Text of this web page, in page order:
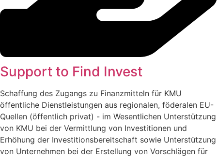
Support to Find Invest
Schaffung des Zugangs zu Finanzmitteln für KMU
öffentliche Dienstleistungen aus regionalen, föderalen EU-
Quellen (öffentlich privat) - im Wesentlichen Unterstützung
von KMU bei der Vermittlung von Investitionen und
Erhöhung der Investitionsbereitschaft sowie Unterstützung
von Unternehmen bei der Erstellung von Vorschlägen für